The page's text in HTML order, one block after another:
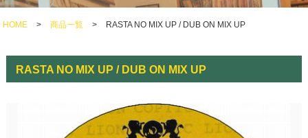
HOME > 商品一覧 > RASTA NO MIX UP / DUB ON MIX UP
RASTA NO MIX UP / DUB ON MIX UP